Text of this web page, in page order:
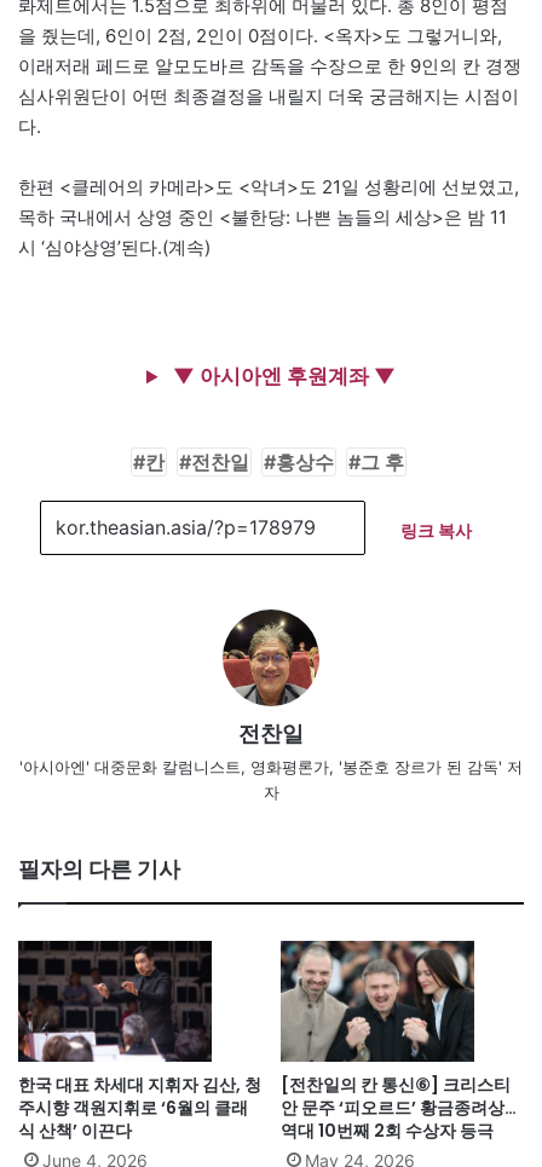
롸제트에서는 1.5점으로 최하위에 머물러 있다. 총 8인이 평점
을 줬는데, 6인이 2점, 2인이 0점이다. <옥자>도 그렇거니와,
이래저래 페드로 알모도바르 감독을 수장으로 한 9인의 칸 경쟁
심사위원단이 어떤 최종결정을 내릴지 더욱 궁금해지는 시점이
다.
한편 <클레어의 카메라>도 <악녀>도 21일 성황리에 선보였고,
목하 국내에서 상영 중인 <불한당: 나쁜 놈들의 세상>은 밤 11
시 ‘심야상영’된다.(계속)
▼ 아시아엔 후원계좌 ▼
칸 전찬일 홍상수 그 후
링크 복사
전찬일
'아시아엔' 대중문화 칼럼니스트, 영화평론가, '봉준호 장르가 된 감독' 저
자
필자의 다른 기사
한국 대표 차세대 지휘자 김산, 청
주시향 객원지휘로 ‘6월의 클래
식 산책’ 이끈다
June 4, 2026
[전찬일의 칸 통신⑥] 크리스티
안 문주 ‘피오르드’ 황금종려상…
역대 10번째 2회 수상자 등극
May 24, 2026